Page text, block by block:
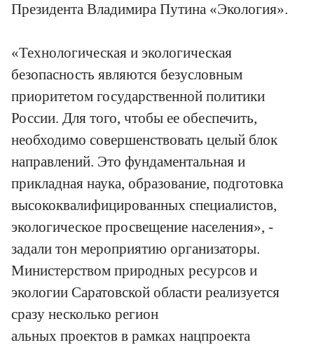
Президента Владимира Путина «Экология».
«Технологическая и экологическая
безопасность являются безусловным
приоритетом государственной политики
России. Для того, чтобы ее обеспечить,
необходимо совершенствовать целый блок
направлений. Это фундаментальная и
прикладная наука, образование, подготовка
высококвалифицированных специалистов,
экологическое просвещение населения», -
задали тон мероприятию организаторы.
Министерством природных ресурсов и
экологии Саратовской области реализуется
сразу несколько регион
альных проектов в рамках нацпроекта